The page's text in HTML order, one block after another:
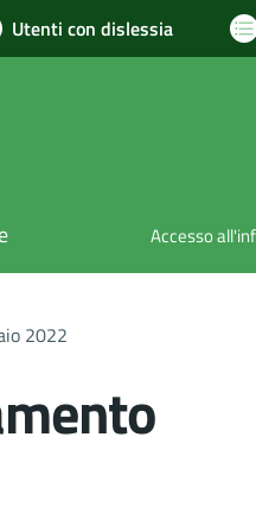
Utenti con dislessia
Accesso
2022